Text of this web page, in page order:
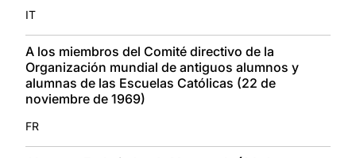
IT
A los miembros del Comité directivo de la
Organización mundial de antiguos alumnos y
alumnas de las Escuelas Católicas (22 de
noviembre de 1969)
FR